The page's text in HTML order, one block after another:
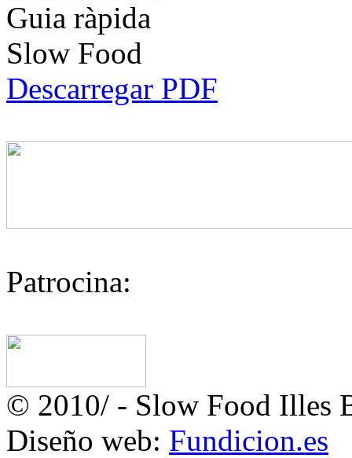
Guia ràpida
Slow Food
Descarregar PDF
Patrocina:
© 2010/ - Slow Food Illes
Diseño web: Fundicion.es